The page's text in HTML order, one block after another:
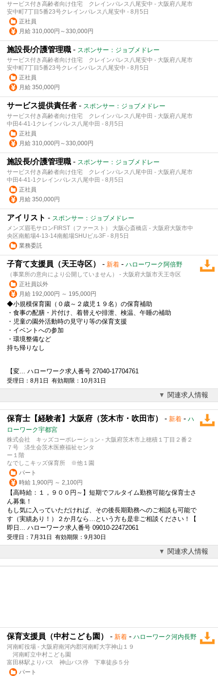
サービス付き高齢者向け住宅 クレインパレス八尾安中 - 大阪府八尾市
安中町7丁目5番23号クレインパレス八尾安中 - 8月5日
正社員
月給 310,000円～330,000円
施設長/介護管理職 - スポンサー：ジョブメドレー
サービス付き高齢者向け住宅 クレインパレス八尾安中 - 大阪府八尾市
安中町7丁目5番23号クレインパレス八尾安中 - 8月5日
正社員
月給 350,000円
サービス提供責任者 - スポンサー：ジョブメドレー
サービス付き高齢者向け住宅 クレインパレス八尾中田 - 大阪府八尾市
中田4-41-1クレインパレス八尾中田 - 8月5日
正社員
月給 310,000円～330,000円
施設長/介護管理職 - スポンサー：ジョブメドレー
サービス付き高齢者向け住宅 クレインパレス八尾中田 - 大阪府八尾市
中田4-41-1クレインパレス八尾中田 - 8月5日
正社員
月給 350,000円
アイリスト - スポンサー：ジョブメドレー
メンズ眉毛サロンFIRST（ファースト） 大阪心斎橋店 - 大阪府大阪市中
央区南船場4-13-14南船場SHUビル3F - 8月5日
業務委託
子育て支援員（天王寺区） - 新着 - ハローワーク阿倍野
（事業所の意向により公開していません） - 大阪府大阪市天王寺区
正社員以外
月給 192,000円 ～ 195,000円
◆小規模保育園（０歳～２歳児１９名）の保育補助
・食事の配膳・片付け、着替えや排泄、検温、午睡の補助
・児童の園外活動時の見守り等の保育支援
・イベントへの参加
・環境整備など
持ち帰りなし
【変... ハローワーク求人番号 27040-17704761
受理日：8月1日 有効期限：10月31日
関連求人情報
保育士【経験者】大阪府（茨木市・吹田市） - 新着 - ハ
ローワーク宇都宮
株式会社 キッズコーポレーション - 大阪府茨木市上穂積１丁目２番２
７号 済生会茨木医療福祉センタ
ー１階
なでしこキッズ保育所 ※他１園
パート
時給 1,900円 ～ 2,100円
【高時給：１，９００円～】短期でフルタイム勤務可能な保育士さ
ん募集！
もし気に入っていただければ、その後長期勤務へのご相談も可能で
す（実績あり！）２か月なら…という方も是非ご相談ください！【
即日... ハローワーク求人番号 09010-22472061
受理日：7月31日 有効期限：9月30日
関連求人情報
保育支援員（中村こども園） - 新着 - ハローワーク河内長野
河南町役場 - 大阪府南河内郡河南町大字神山１９
河南町立中村こども園
富田林駅よりバス 神山バス停 下車徒歩５分
パート